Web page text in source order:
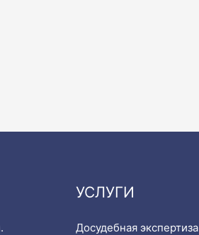
УСЛУГИ
Досудебная экспертиза